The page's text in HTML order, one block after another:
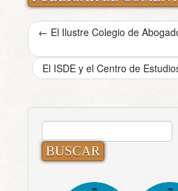
← El Ilustre Colegio de
El ISDE y el Centro de
BUSCAR: